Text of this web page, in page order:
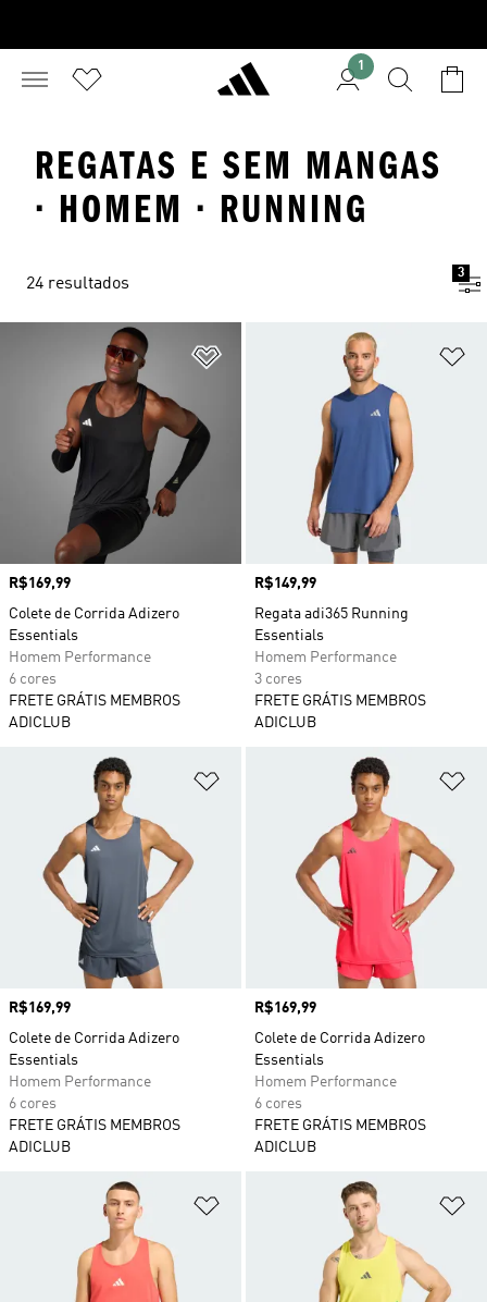
1
REGATAS E SEM MANGAS
· HOMEM · RUNNING
24 resultados
3
Adicionar à Lista de Desejos
Preço
R$169,99
Colete de Corrida Adizero
Essentials
Homem Performance
6 cores
FRETE GRÁTIS MEMBROS
ADICLUB
Preço
R$149,99
Regata adi365 Running
Essentials
Homem Performance
3 cores
FRETE GRÁTIS MEMBROS
ADICLUB
Adicionar à Lista de Desejos
Preço
R$169,99
Colete de Corrida Adizero
Essentials
Homem Performance
6 cores
FRETE GRÁTIS MEMBROS
ADICLUB
Preço
R$169,99
Colete de Corrida Adizero
Essentials
Homem Performance
6 cores
FRETE GRÁTIS MEMBROS
ADICLUB
Adicionar à Lista de Desejos